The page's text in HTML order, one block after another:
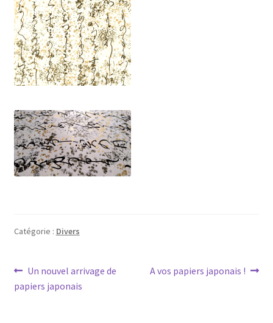
Catégorie : Divers
Navigation
de
Article
précédent :
Un nouvel arrivage de
papiers japonais
Article
A vos papiers japonais !